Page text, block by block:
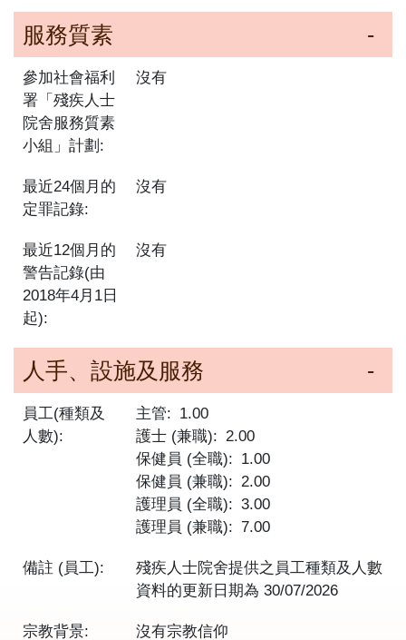
服務質素
參加社會福利
署「殘疾人士
院舍服務質素
小組」計劃:
沒有
最近24個月的
定罪記錄:
沒有
最近12個月的
警告記錄(由
2018年4月1日
起):
沒有
人手、設施及服務
員工(種類及
人數):
主管
1.00
護士 (兼職)
2.00
保健員 (全職)
1.00
保健員 (兼職)
2.00
護理員 (全職)
3.00
護理員 (兼職)
7.00
備註 (員工):
殘疾人士院舍提供之員工種類及人數
資料的更新日期為30/07/2026
宗教背景: 沒有宗教信仰